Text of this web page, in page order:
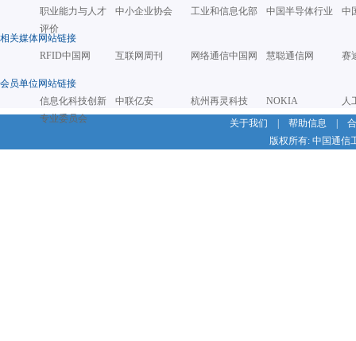
职业能力与人才
评价
中小企业协会 工业和信息化部 中国半导体行业 中
相关媒体网站链接
RFID中国网
互联网周刊 网络通信中国网 慧聪通信网 赛
会员单位网站链接
信息化科技创新
专业委员会
中联亿安 杭州再灵科技 NOKIA
人
关于我们
帮助信息
版权所有: 中国通信